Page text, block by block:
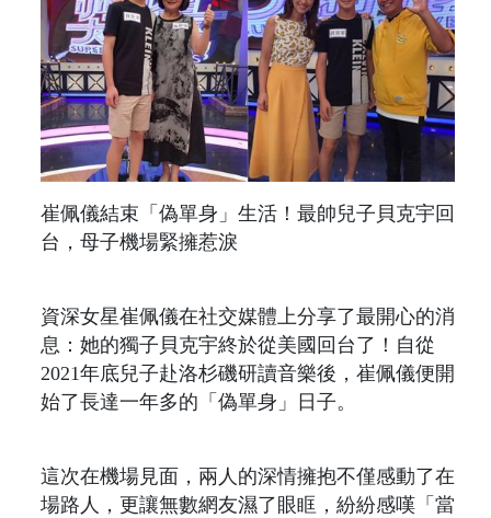
崔佩儀結束「偽單身」生活！最帥兒子貝克宇回
台，母子機場緊擁惹淚
資深女星崔佩儀在社交媒體上分享了最開心的消
息：她的獨子貝克宇終於從美國回台了！自從
2021年底兒子赴洛杉磯研讀音樂後，崔佩儀便開
始了長達一年多的「偽單身」日子。
這次在機場見面，兩人的深情擁抱不僅感動了在
場路人，更讓無數網友濕了眼眶，紛紛感嘆「當